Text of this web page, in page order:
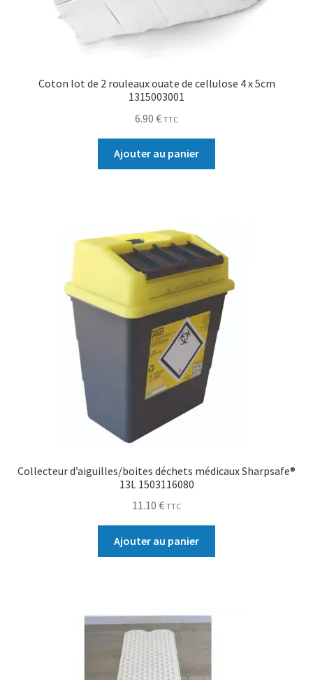
Coton lot de 2 rouleaux ouate de cellulose 4 x 5cm
1315003001
6.90 € TTC
Ajouter au panier
Collecteur d’aiguilles/boites déchets médicaux Sharpsafe®
13L 1503116080
11.10 € TTC
Ajouter au panier